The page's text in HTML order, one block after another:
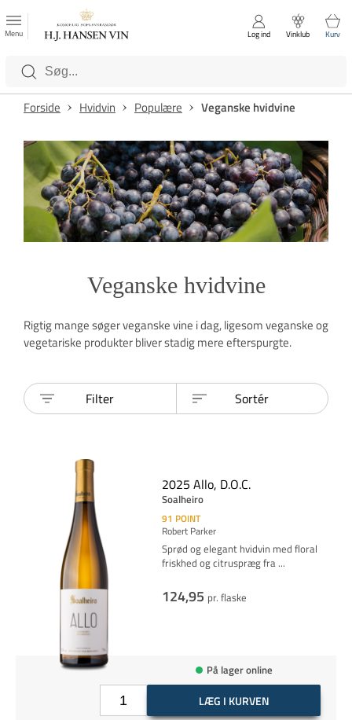
Luk
Kategorier
Menu Log ind Vinklub Kurv
Forside Hvidvin Populære Veganske hvidvine
Veganske hvidvine
Rigtig mange søger veganske vine i dag, ligesom veganske og
vegetariske produkter bliver stadig mere efterspurgte.
Filter Sortér
2025 Allo, D.O.C.
Soalheiro
91 POINT
Robert Parker
Sprød og elegant hvidvin med floral
friskhed og citruspræg fra ...
124,95 pr. flaske
På lager online
LÆG I KURVEN